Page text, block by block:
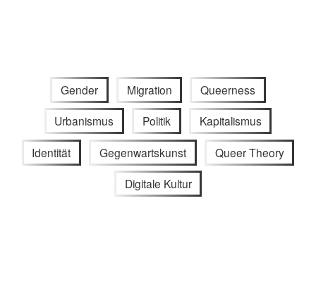
Gender Migration Queerness
Urbanismus Politik Kapitalismus
Identität Gegenwartskunst Queer Theory
Digitale Kultur